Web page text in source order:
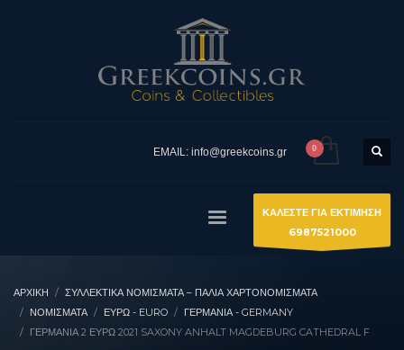
EMAIL: info@greekcoins.gr
ΚΑΛΕΣΤΕ ΓΙΑ ΕΚΤΙΜΗΣΗ
6987521000
ΑΡΧΙΚΉ
ΣΥΛΛΕΚΤΙΚΆ ΝΟΜΊΣΜΑΤΑ – ΠΑΛΙΆ ΧΑΡΤΟΝΟΜΊΣΜΑΤΑ
ΝΟΜΙΣΜΑΤΑ
ΕΥΡΏ - EURO
ΓΕΡΜΑΝΊΑ - GERMANY
ΓΕΡΜΑΝΊΑ 2 ΕΥΡΏ 2021 SAXONY ANHALT MAGDEBURG CATHEDRAL F